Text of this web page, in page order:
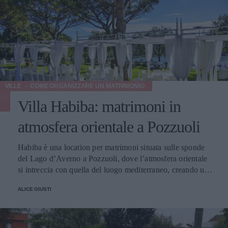
VILLE COME ORGANIZZARE UN MATRIMONIO
Villa Habiba: matrimoni in
atmosfera orientale a Pozzuoli
Habiba è una location per matrimoni situata sulle sponde
del Lago d’Averno a Pozzuoli, dove l’atmosfera orientale
si intreccia con quella del luogo mediterraneo, creando un
parco e si affaccia sul tempio dedicato ad Apollo. Spazio e
coperti Habiba dispone di sale interne dallo stile e
l’atmosfera orientale ed esotica, con tappeti tipici della
ALICE GIUSTI